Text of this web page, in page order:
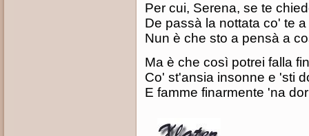
Per cui, Serena, se te
De passà la nottata co' te a
Nun è che sto a pensà a
Ma è che così potrei falla
Co' st'ansia insonne e 'sti
E famme finarmente 'na